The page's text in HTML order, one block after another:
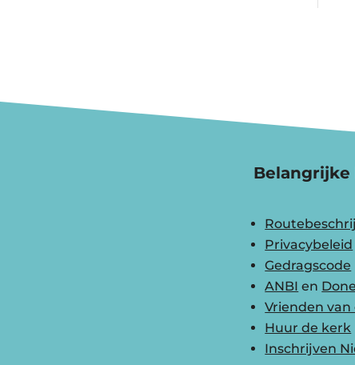
Belangrijke
Privacybeleid
Gedragscode
ANBI en
Vrienden
Huur de kerk
Inschrijven